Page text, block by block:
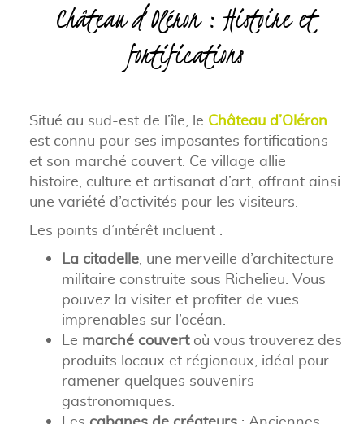
Château d’Oléron : Histoire et
fortifications
Situé au sud-est de l’île, le Château d’Oléron
est connu pour ses imposantes fortifications
et son marché couvert. Ce village allie
histoire, culture et artisanat d’art, offrant ainsi
une variété d’activités pour les visiteurs.
Les points d’intérêt incluent :
La citadelle, une merveille d’architecture
militaire construite sous Richelieu. Vous
pouvez la visiter et profiter de vues
imprenables sur l’océan.
Le marché couvertoù vous trouverez des
produits locaux et régionaux, idéal pour
ramener quelques souvenirs
gastronomiques.